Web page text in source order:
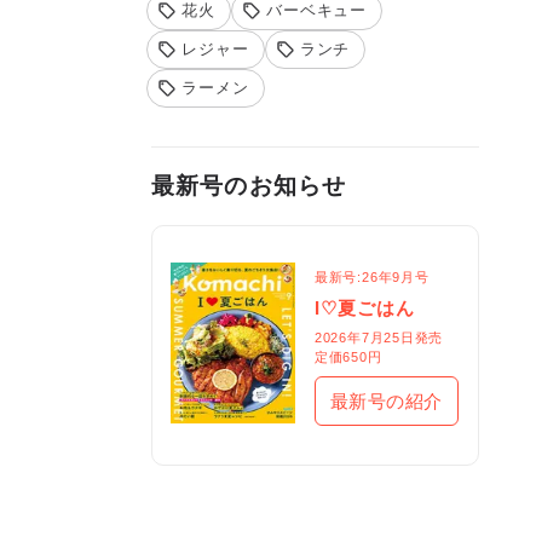
花火 バーベキュー
レジャー ランチ
ラーメン
最新号のお知らせ
最新号:26年9月号
I♡夏ごはん
2026年7月25日発売
定価650円
最新号の紹介